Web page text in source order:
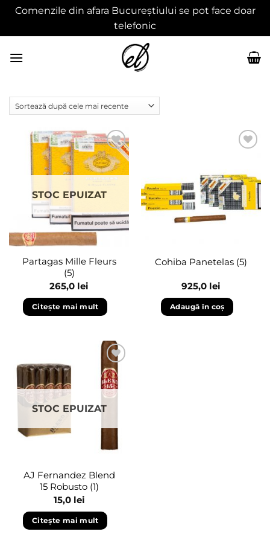
Comenzile din afara Bucureștiului se pot face doar
telefonic
Adaugă
în
wishlist
STOC EPUIZAT
Partagas Mille Fleurs
(5)
265,0 lei
Citește mai mult
wishlist
Cohiba Panetelas (5)
925,0 lei
Adaugă în coș
Adaugă
în
STOC EPUIZAT
AJ Fernandez Blend
15 Robusto (1)
15,0 lei
Citește mai mult